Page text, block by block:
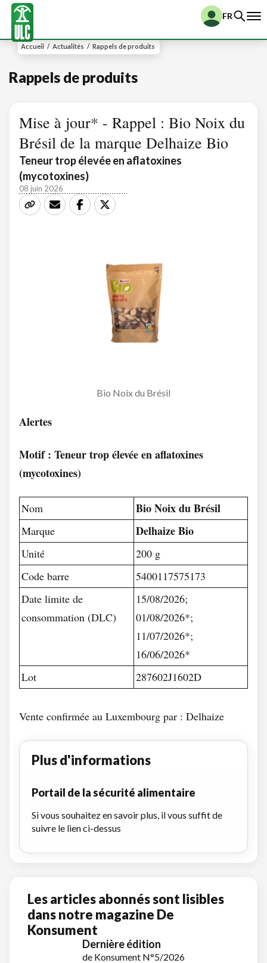
FR
Accueil / Actualités / Rappels de produits
Rappels de produits
Mise à jour* - Rappel : Bio Noix du
Brésil de la marque Delhaize Bio
Teneur trop élevée en aflatoxines
(mycotoxines)
08 juin 2026
Bio Noix du Brésil
Alertes
Motif : Teneur trop élevée en aflatoxines
(mycotoxines)
Nom Bio Noix du Brésil
Marque Delhaize Bio
Unité
200 g
Code barre
5400117575173
Date limite de
consommation (DLC)
15/08/2026;
01/08/2026*;
11/07/2026*;
16/06/2026*
Lot
287602J1602D
Vente confirmée au Luxembourg par : Delhaize
Plus d'informations
Portail de la sécurité alimentaire
Si vous souhaitez en savoir plus, il vous suffit de
suivre le lien ci-dessus
Les articles abonnés sont lisibles
dans notre magazine De
Konsument
Dernière édition
de Konsument N°5/2026